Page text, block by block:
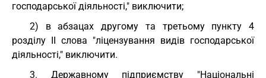
господарської діяльності," виключити;
2) в абзацах другому та третьому пункту 4
розділу II слова "ліцензування видів господарської
діяльності," виключити.
3. Державному підприємству "Національні